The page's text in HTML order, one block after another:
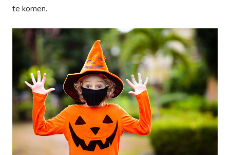
te komen.